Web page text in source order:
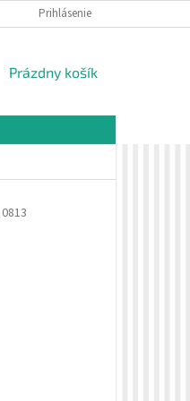
VZORKOVÁ PREDAJŇA
Prihlásenie
NÁKUPNÝ
Prázdny košík
0813